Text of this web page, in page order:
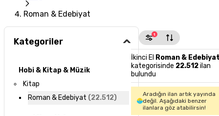
Roman & Edebiyat
Kategoriler
Hobi & Kitap & Müzik
Kitap
Roman & Edebiyat (22.512)
1
İkinci El Roman &
kategorisinde 22.512ilan
bulundu
Aradığın ilan artık yayında
değil. Aşağıdaki benzer
ilanlara göz atabilirsin!